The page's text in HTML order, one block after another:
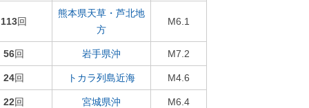
113回
熊本県天草・芦北地
方
M6.1
56回 岩手県沖 M7.2
24回 トカラ列島近海 M4.6
22回 宮城県沖 M6.4